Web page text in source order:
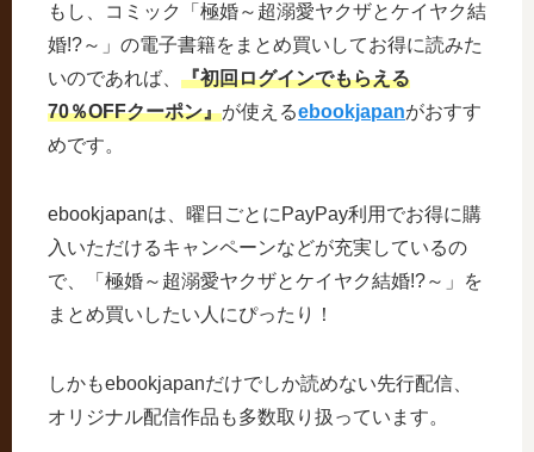
もし、コミック「極婚～超溺愛ヤクザとケイヤク結
婚!?～」の電子書籍をまとめ買いしてお得に読みた
いのであれば、 『初回ログインでもらえる
70％OFFクーポン』が使えるebookjapanがおすす
めです。
ebookjapanは、曜日ごとにPayPay利用でお得に購
入いただけるキャンペーンなどが充実しているの
で、「極婚～超溺愛ヤクザとケイヤク結婚!?～」を
まとめ買いしたい人にぴったり！
しかもebookjapanだけでしか読めない先行配信、
オリジナル配信作品も多数取り扱っています。